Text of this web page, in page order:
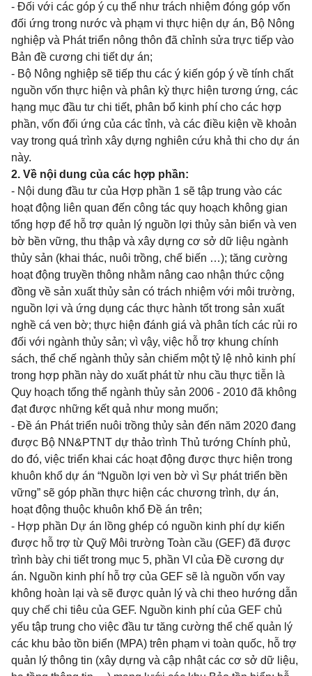
- Đối với các góp ý cụ thể như trách nhiệm đóng góp vốn
đối ứng trong nước và phạm vi thực hiện dự án, Bộ Nông
nghiệp và Phát triển nông thôn đã chỉnh sửa trực tiếp vào
Bản đề cương chi tiết dự án;
- Bộ Nông nghiệp sẽ tiếp thu các ý kiến góp ý về tính chất
nguồn vốn thực hiện và phân kỳ thực hiện tương ứng, các
hạng mục đầu tư chi tiết, phân bổ kinh phí cho các hợp
phần, vốn đối ứng của các tỉnh, và các điều kiện về khoản
vay trong quá trình xây dựng nghiên cứu khả thi cho dự án
này.
2. Về nội dung của các hợp phần:
- Nội dung đầu tư của Hợp phần 1 sẽ tập trung vào các
hoạt động liên quan đến công tác quy hoạch không gian
tổng hợp để hỗ trợ quản lý nguồn lợi thủy sản biển và ven
bờ bền vững, thu thập và xây dựng cơ sở dữ liệu ngành
thủy sản (khai thác, nuôi trồng, chế biến …); tăng cường
hoạt động truyền thông nhằm nâng cao nhận thức cộng
đồng về sản xuất thủy sản có trách nhiệm với môi trường,
nguồn lợi và ứng dụng các thực hành tốt trong sản xuất
nghề cá ven bờ; thực hiện đánh giá và phân tích các rủi ro
đối với ngành thủy sản; vì vậy, việc hỗ trợ khung chính
sách, thể chế ngành thủy sản chiếm một tỷ lệ nhỏ kinh phí
trong hợp phần này do xuất phát từ nhu cầu thực tiễn là
Quy hoạch tổng thể ngành thủy sản 2006 - 2010 đã không
đạt được những kết quả như mong muốn;
- Đề án Phát triển nuôi trồng thủy sản đến năm 2020 đang
được Bộ NN&PTNT dự thảo trình Thủ tướng Chính phủ,
do đó, việc triển khai các hoạt động được thực hiện trong
khuôn khổ dự án “Nguồn lợi ven bờ vì Sự phát triển bền
vững” sẽ góp phần thực hiện các chương trình, dự án,
hoạt động thuộc khuôn khổ Đề án trên;
- Hợp phần Dự án lồng ghép có nguồn kinh phí dự kiến
được hỗ trợ từ Quỹ Môi trường Toàn cầu (GEF) đã được
trình bày chi tiết trong mục 5, phần VI của Đề cương dự
án. Nguồn kinh phí hỗ trợ của GEF sẽ là nguồn vốn vay
không hoàn lại và sẽ được quản lý và chi theo hướng dẫn
quy chế chi tiêu của GEF. Nguồn kinh phí của GEF chủ
yếu tập trung cho việc đầu tư tăng cường thể chế quản lý
các khu bảo tồn biển (MPA) trên phạm vi toàn quốc, hỗ trợ
quản lý thông tin (xây dựng và cập nhật các cơ sở dữ liệu,